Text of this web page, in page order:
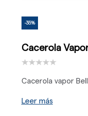
-35%
Cacerola
Cacerola vapor
Leer más